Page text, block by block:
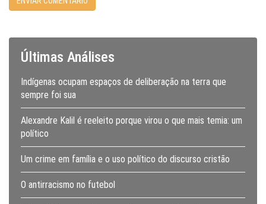
Últimas Análises
Indígenas ocupam espaços de deliberação na terra que
sempre foi sua
Alexandre Kalil é reeleito porque virou o que mais temia: um
político
Um crime em família e o uso político do discurso cristão
O antirracismo no futebol